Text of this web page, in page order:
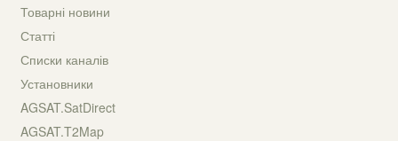
Товарні новини
Статті
Списки каналів
Установники
AGSAT.SatDirect
AGSAT.T2Map